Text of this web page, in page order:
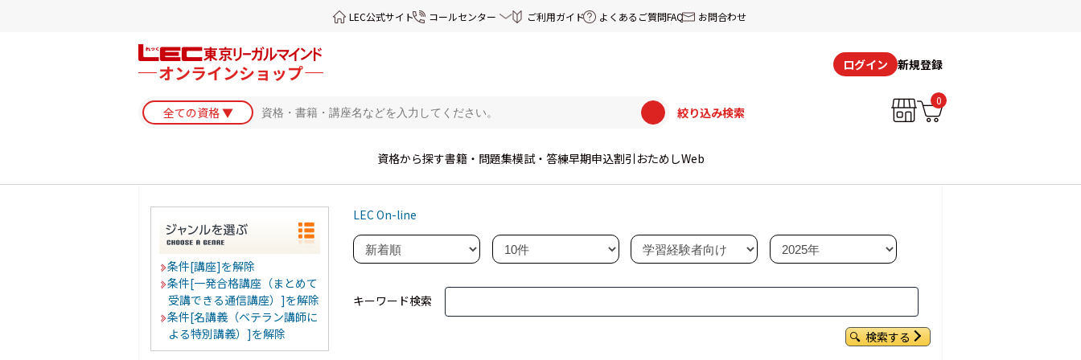
LEC公式サイト コールセンター ご利用ガイド よくあるご質問FAQ お問合わせ
ログイン 新規登録
絞り込み検索
0
資格から探す書籍・問題集模試・答練早期申込割引 おためしWeb
条件[講座]を解除
条件[一発合格講座（まとめて
受講できる通信講座）]を解除
条件[名講義（ベテラン講師に
よる特別講義）]を解除
LEC On-line
キーワード検索
検索する